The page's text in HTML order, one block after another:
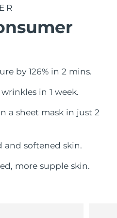
by 126% in 2 mins.
in 1 week.
a sheet mask in just 2
and softened skin.
more supple skin.
Oczekiwany czas dostawy
12/8/26
Oczekiwany czas dostawy
Oczekiwany czas dostawy